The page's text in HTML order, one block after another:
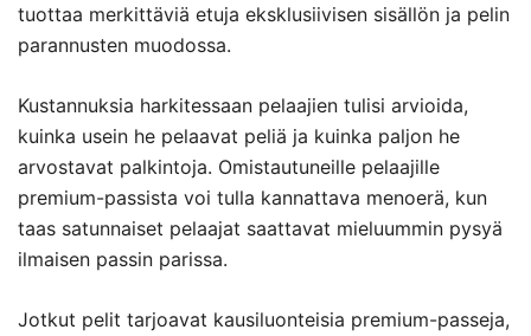
tuottaa merkittäviä etuja eksklusiivisen sisällön ja pelin
parannusten muodossa.
Kustannuksia harkitessaan pelaajien tulisi arvioida,
kuinka usein he pelaavat peliä ja kuinka paljon he
arvostavat palkintoja. Omistautuneille pelaajille
premium-passista voi tulla kannattava menoerä, kun
taas satunnaiset pelaajat saattavat mieluummin pysyä
ilmaisen passin parissa.
Jotkut pelit tarjoavat kausiluonteisia premium-passeja,